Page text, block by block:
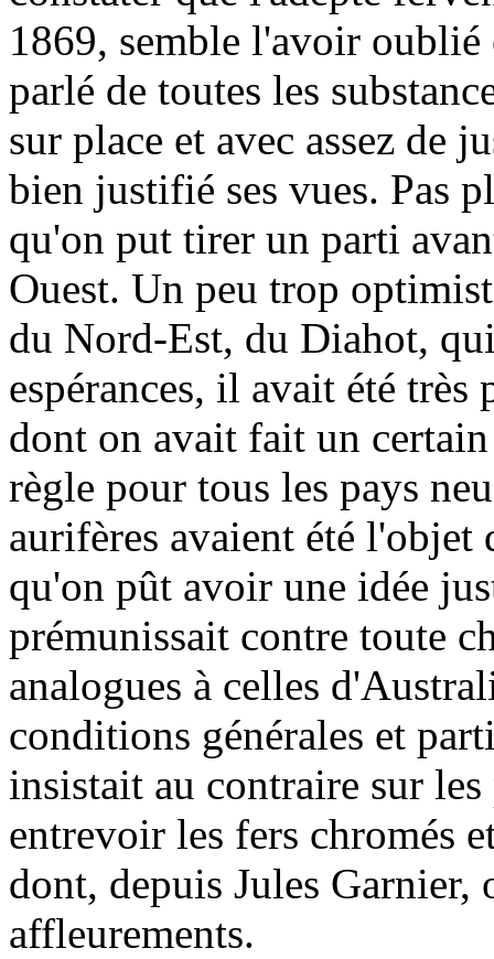
1869, semble l'avoir oublié
parlé de toutes les
sur place et avec assez de
bien justifié ses vues. Pas
qu'on put tirer un parti
Ouest. Un peu trop
du Nord-Est, du Diahot,
espérances, il avait été très
dont on avait fait un
règle pour tous les pays
aurifères avaient été
qu'on pût avoir une idée
prémunissait contre toute
analogues à celles
conditions générales et
insistait au contraire sur
entrevoir les fers chromés
dont, depuis Jules
affleurements.